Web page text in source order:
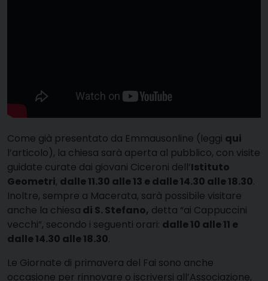
Come già presentato da Emmausonline (leggi qui
l’articolo), la chiesa sarà aperta al pubblico, con visite
guidate curate dai giovani Ciceroni dell’Istituto
Geometri, dalle 11.30 alle 13 e dalle 14.30 alle 18.30.
Inoltre, sempre a Macerata, sarà possibile visitare
anche la chiesa di S. Stefano, detta “ai Cappuccini
vecchi”, secondo i seguenti orari: dalle 10 alle 11 e
dalle 14.30 alle 18.30.
Le Giornate di primavera del Fai sono anche
occasione per rinnovare o iscriversi all’Associazione,